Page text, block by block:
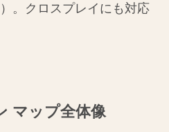
。クロスプレイにも対応
マップ全体像